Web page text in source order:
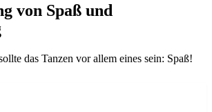
von Spaß und
das Tanzen vor allem eines sein: Spaß!